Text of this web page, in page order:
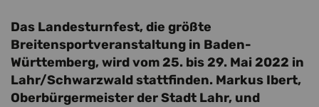
Das Landesturnfest, die größte
Breitensportveranstaltung in Baden-
Württemberg, wird vom 25. bis 29. Mai 2022 in
Lahr/Schwarzwald stattfinden. Markus Ibert,
Oberbürgermeister der Stadt Lahr, und